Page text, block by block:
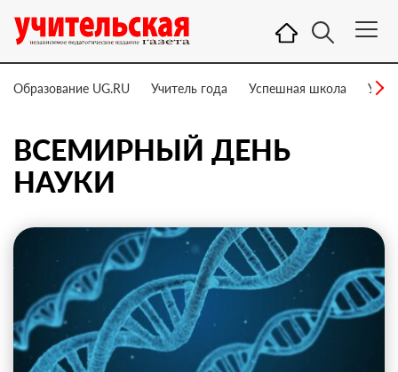
Образование UG.RU Учитель года Успешная школа
ВСЕМИРНЫЙ ДЕНЬ
НАУКИ